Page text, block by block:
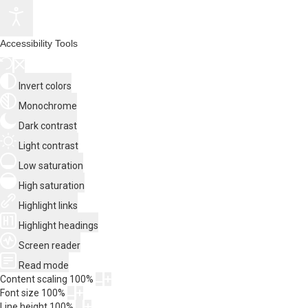
Accessibility Tools
Invert colors
Monochrome
Dark contrast
Light contrast
Low saturation
High saturation
Highlight links
Highlight headings
Screen reader
Read mode
Content scaling 100%
Font size 100%